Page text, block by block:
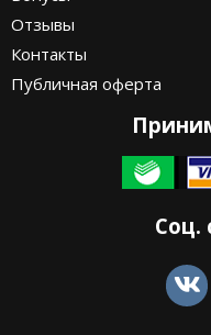
Отзывы
Контакты
Публичная оферта
Соц.